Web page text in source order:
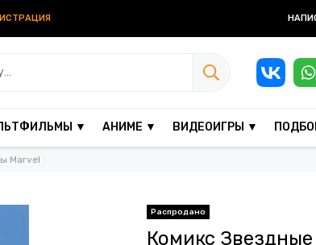
▼ АНИМЕ ▼ ВИДЕОИГРЫ ▼
Marvel
Комикс